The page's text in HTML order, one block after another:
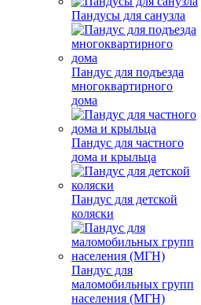
Пандусы для санузла
Пандус для подъезда
многоквартирного
дома
Пандус для частного
дома и крыльца
Пандус для детской
коляски
Пандус для
маломобильных групп
населения (МГН)